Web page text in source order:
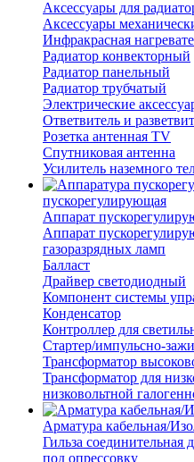
Аксессуары для
Аксессуары
Инфракрасная
Радиатор конвекторный
Радиатор панельный
Радиатор трубчатый
Электрические
Ответвитель и
Розетка антенная TV
Спутниковая антенна
Усилитель наземного
пускорегулирующая
Аппарат
Аппарат
газоразрядных ламп
Балласт
Драйвер светодиодный
Компонент системы
Конденсатор
Контроллер для
Стартер/импульсно-
Трансформатор
Трансформатор для
низковольтной
Арматура кабельная/
Гильза
под опрессовку